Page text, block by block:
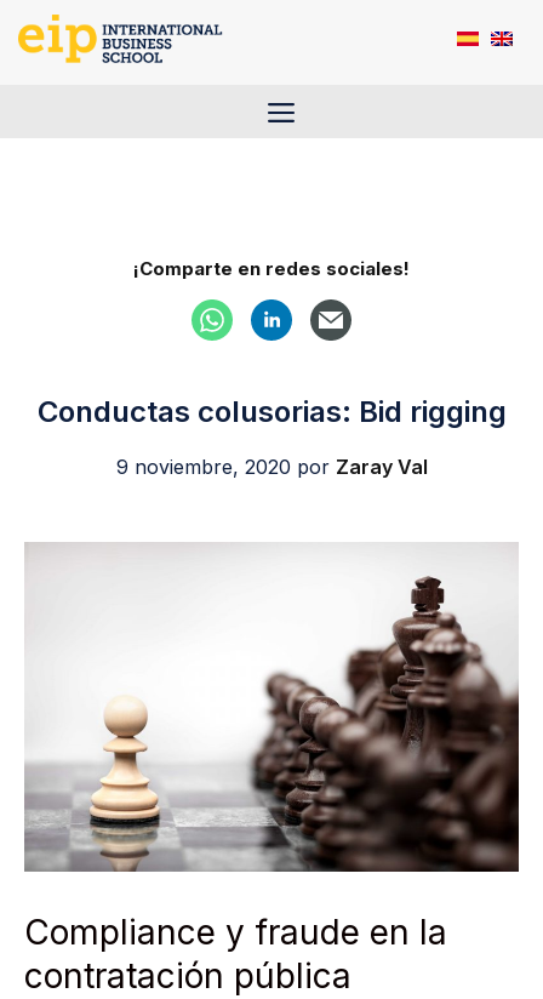
Saltar
Menú
¡Comparte en redes sociales!
Conductas colusorias: Bid rigging
9 noviembre, 2020 por Zaray Val
Compliance y fraude en la
contratación pública